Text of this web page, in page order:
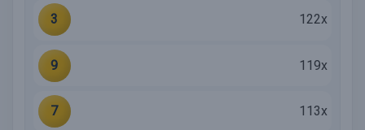
3 122x
9 119x
7 113x